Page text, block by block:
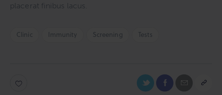
placerat finibus lacus.
Clinic Immunity Screening Tests